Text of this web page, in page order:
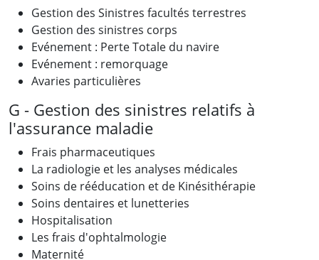
Gestion des Sinistres facultés terrestres
Gestion des sinistres corps
Evénement : Perte Totale du navire
Evénement : remorquage
Avaries particulières
G - Gestion des sinistres relatifs à
l'assurance maladie
Frais pharmaceutiques
La radiologie et les analyses médicales
Soins de rééducation et de Kinésithérapie
Soins dentaires et lunetteries
Hospitalisation
Les frais d'ophtalmologie
Maternité